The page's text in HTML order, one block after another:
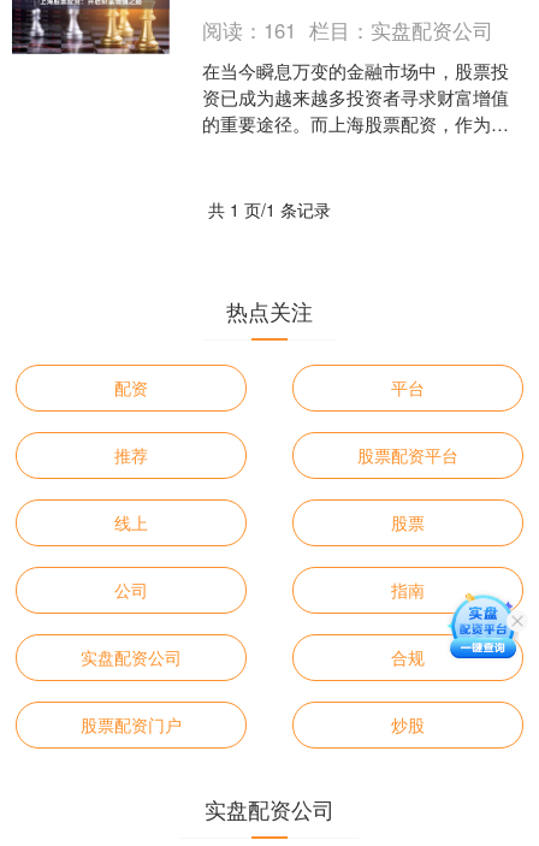
阅读： 161 栏目： 实盘配资公司
在当今瞬息万变的金融市场中，股票投
资已成为越来越多投资者寻求财富增值
的重要途径。而上海股票配资，作为一
共 1 页/1 条记录
热点关注
配资 平台
推荐 股票配资平台
线上 股票
公司 指南
实盘配资公司 合规
股票配资门户 炒股
实盘配资公司